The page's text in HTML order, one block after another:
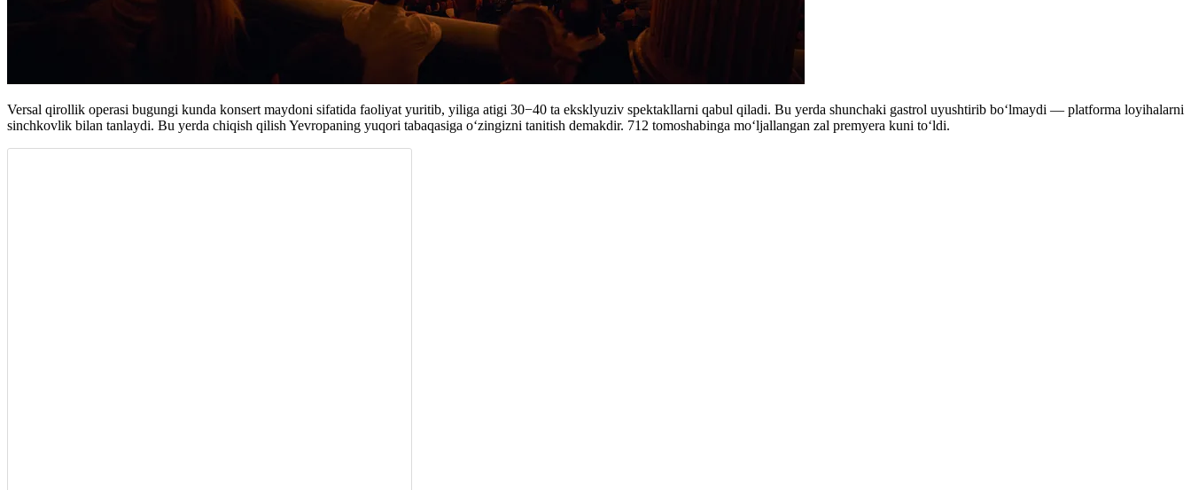
Versal qirollik operasi bugungi kunda konsert maydoni sifatida faoliyat yuritib, yiliga atigi 30−40 ta eksklyuziv spektakllarni qabul qiladi. Bu yerda shunchaki gastrol uyushtirib bo‘lmaydi — platforma loyihalarni
sinchkovlik bilan tanlaydi. Bu yerda chiqish qilish Yevropaning yuqori tabaqasiga o‘zingizni tanitish demakdir. 712 tomoshabinga mo‘ljallangan zal premyera kuni to‘ldi.